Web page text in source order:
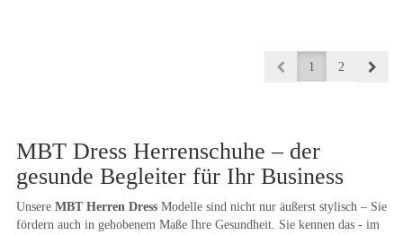
1 2
MBT Dress Herrenschuhe – der
gesunde Begleiter für Ihr Business
Unsere MBT Herren Dress Modelle sind nicht nur äußerst stylisch – Sie
fördern auch in gehobenem Maße Ihre Gesundheit. Sie kennen das - im